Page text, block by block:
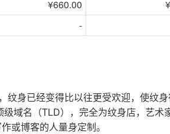
¥660.00
-
身已经变得比以往更受欢迎，使纹
域名（TLD），完全为纹身店，艺术
或博客的人量身定制。